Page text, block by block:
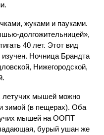
жуками и пауками.
долгожительницей»,
40 лет. Этот вид
Ночница Брандта
Нижегородской,
летучих мышей можно
зимой (в пещерах). Оба
мышей на ООПТ
бурый ушан же